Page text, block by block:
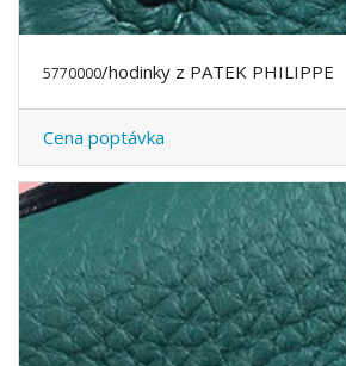
5770001 /hodinky z PATEK PHILIPPE
Cena poptávka